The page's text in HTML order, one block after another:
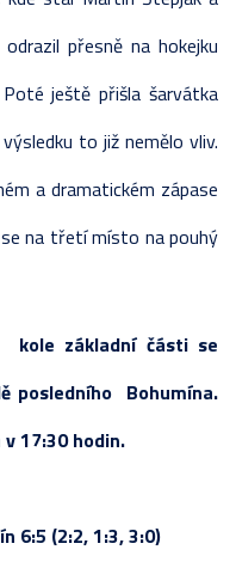
přesně na hokejku
ještě přišla šarvátka
to již nemělo vliv.
a dramatickém zápase
na třetí místo na pouhý
kole základní části se
posledního Bohumína.
17:30 hodin.
6:5 (2:2, 1:3, 3:0)